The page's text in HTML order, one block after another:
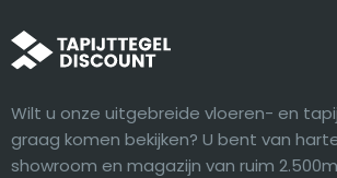
Wilt u onze uitgebreide vloeren- en
graag komen bekijken? U bent van
showroom en magazijn van ruim